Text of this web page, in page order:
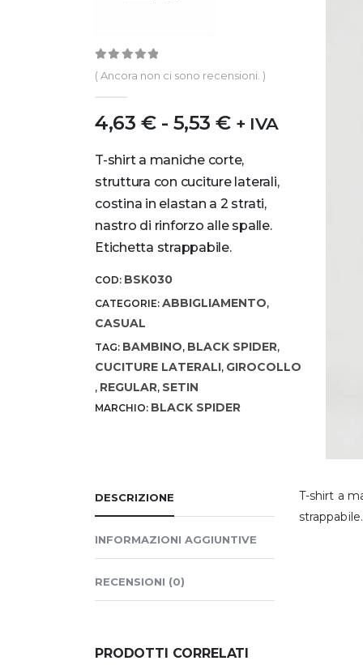
0out of 5
( Ancora non ci sono recensioni. )
4,63 € - 5,53€ + IVA
T-shirt a maniche corte,
struttura con cuciture laterali,
costina in elastan a 2 strati,
nastro di rinforzo alle spalle.
Etichetta strappabile.
COD: BSK030
CATEGORIE: ABBIGLIAMENTO,
CASUAL
TAG: BAMBINO, BLACK SPIDER,
CUCITURE LATERALI, GIROCOLLO
, REGULAR, SETIN
MARCHIO: BLACK SPIDER
DESCRIZIONE
INFORMAZIONI AGGIUNTIVE
RECENSIONI (0)
T-shirt a
strappabile.
PRODOTTI CORRELATI